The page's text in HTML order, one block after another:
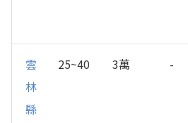
雲
林
縣
25~40 3萬 -